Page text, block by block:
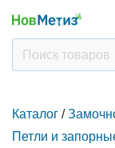
Каталог /
Петли и